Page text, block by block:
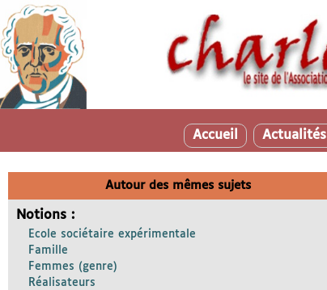
Accueil Actualités
Autour des mêmes sujets
Notions :
Ecole sociétaire expérimentale
Famille
Femmes (genre)
Réalisateurs